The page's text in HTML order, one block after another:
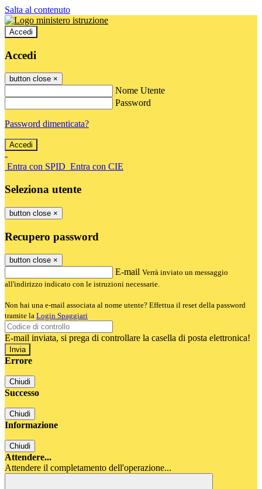
Salta al contenuto
Accedi
Accedi
button close ×
Nome Utente
Password
Password dimenticata?
-
Entra con SPID Entra con CIE
Seleziona utente
button close ×
Recupero password
button close ×
E-mail Verrà inviato un messaggio
all'indirizzo indicato con le istruzioni necessarie.
Non hai una e-mail associata al nome utente? Effettua il reset della password
tramite la Login Spaggiari
E-mail inviata, si prega di controllare la casella di posta elettronica!
Errore
Chiudi
Successo
Chiudi
Informazione
Chiudi
Attendere...
Attendere il completamento dell'operazione...